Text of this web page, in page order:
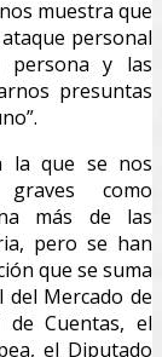
muestra que
personal
persona y las
presuntas
la que se nos
como
más de las
pero se han
que se suma
del Mercado de
Cuentas, el
el Diputado